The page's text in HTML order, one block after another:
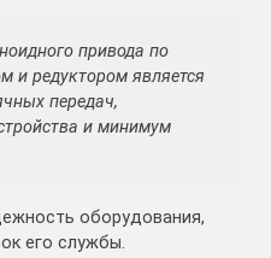
привода по
и редуктором является
передач,
и минимум
оборудования,
его службы.